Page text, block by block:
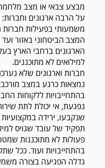
מבצע צבאי או מצב
על הרבה ארגונים
משמעותי בפעילות
המצב הביטחוני באזור
הארגונים ברחבי הארץ
למילואים לא מתוכננים.
חברות וארגונים שלא
נמצאות כרגע במצב
בהתחייבויות ללקוחות
נפגעת, אי יכולת לתת
שנקבעו, ירידה
תפקיד של עובד שגויס
פעולות לא מתוכננות
בהתחייבויות ועוד. ככל
גדלה הפגיעה בצורה